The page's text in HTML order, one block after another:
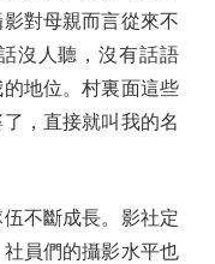
對母親而言從來不
沒人聽，沒有話語
地位。村裏面這些
，直接就叫我的名
不斷成長。影社定
員們的攝影水平也